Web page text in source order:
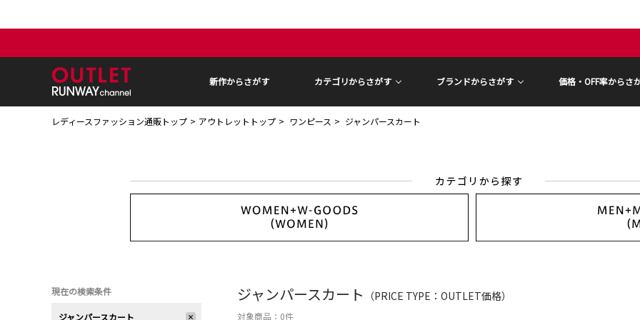
新作からさがす カテゴリからさがす ブランドからさがす 価格・OFF率からさ
レディースファッション通販トップ アウトレットトップ ワンピース ジャンパースカート
ジャンパースカート （PRICE TYPE：OUTLET価格）
対象商品： 0件
現在の検索条件
ジャンパースカート